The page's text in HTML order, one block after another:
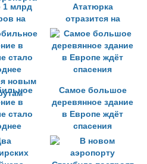
1 млрд
на
Ататюрка
отразится на
экономике
в
стало
новым
Самое большое
деревянное здание
в Европе ждёт
спасения